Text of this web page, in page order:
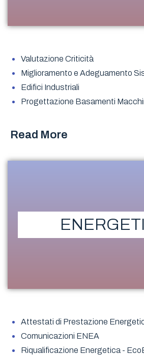
Valutazione Criticità
Miglioramento e Adeguamento
Edifici Industriali
Progettazione Basamenti
Read More
Attestati di Prestazione
Comunicazioni ENEA
Riqualificazione Energetica -